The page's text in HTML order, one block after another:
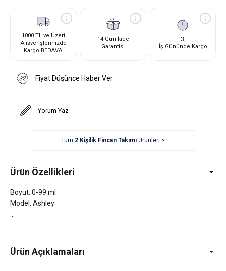
1000 TL ve Üzeri
Alışverişlerinizde
Kargo BEDAVA!
14 Gün İade
Garantisi
3
İş Gününde Kargo
Fiyat Düşünce Haber Ver
Yorum Yaz
Tüm 2 Kişilik Fincan TakımıÜrünleri >
Ürün Özellikleri
Boyut: 0-99 ml
Model: Ashley
Ürün Açıklamaları